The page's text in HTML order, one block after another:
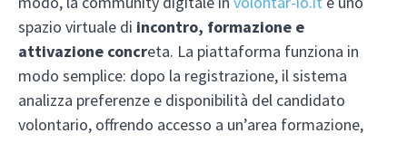
spazio virtuale di incontro, formazione e
attivazione concreta. La piattaforma funziona in
modo semplice: dopo la registrazione, il sistema
analizza preferenze e disponibilità del candidato
volontario, offrendo accesso a un’area formazione,